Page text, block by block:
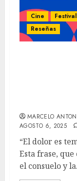
Cine
Reseñas
MARCELO
AGOSTO 6, 2025
“El dolor es
Esta frase,
el consuelo y